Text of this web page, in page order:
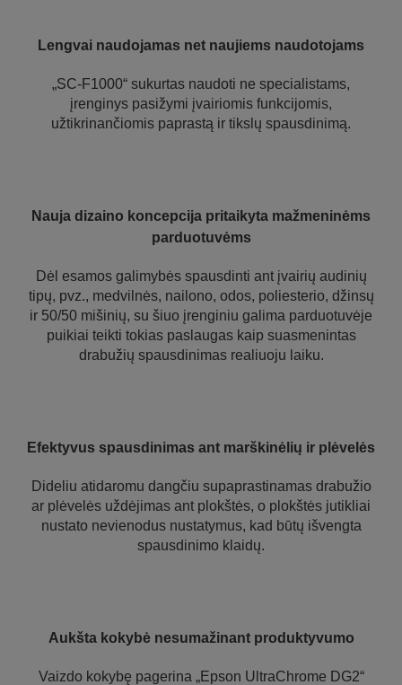
Lengvai naudojamas net naujiems naudotojams
„SC-F1000“ sukurtas naudoti ne specialistams,
įrenginys pasižymi įvairiomis funkcijomis,
užtikrinančiomis paprastą ir tikslų spausdinimą.
Nauja dizaino koncepcija pritaikyta mažmeninėms
parduotuvėms
Dėl esamos galimybės spausdinti ant įvairių audinių
tipų, pvz., medvilnės, nailono, odos, poliesterio, džinsų
ir 50/50 mišinių, su šiuo įrenginiu galima parduotuvėje
puikiai teikti tokias paslaugas kaip suasmenintas
drabužių spausdinimas realiuoju laiku.
Efektyvus spausdinimas ant marškinėlių ir plėvelės
Dideliu atidaromu dangčiu supaprastinamas drabužio
ar plėvelės uždėjimas ant plokštės, o plokštės jutikliai
nustato nevienodus nustatymus, kad būtų išvengta
spausdinimo klaidų.
Aukšta kokybė nesumažinant produktyvumo
Vaizdo kokybę pagerina „Epson UltraChrome DG2“